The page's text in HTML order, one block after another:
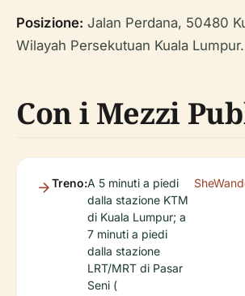
Posizione: Jalan Perdana, 50480
Wilayah Persekutuan Kuala Lumpur.
Con i Mezzi
Treno:A 5 minuti a piedi
dalla stazione KTM
di Kuala Lumpur; a
7 minuti a piedi
dalla stazione
LRT/MRT di Pasar
Seni (